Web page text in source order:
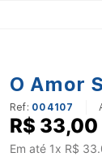
O Amor
Ref: 004107
R$ 33,00
Em até 1x R$